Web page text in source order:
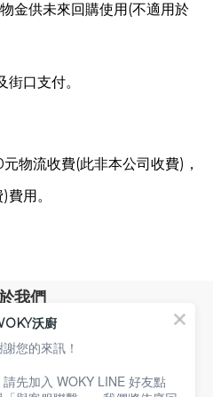
金供未來回購使用(不適用於
口支付。
物流收費(此非本公司收費)，
用。
我們
牌故事
業技術
沃廚
客服務
沃廚
您的來訊！
請先加入 WOKY LINE 好友點